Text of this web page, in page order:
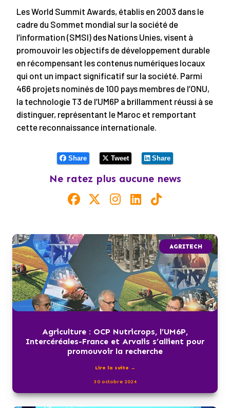
Les World Summit Awards, établis en 2003 dans le
cadre du Sommet mondial sur la société de
l’information (SMSI) des Nations Unies, visent à
promouvoir les objectifs de développement durable
en récompensant les contenus numériques locaux
qui ont un impact significatif sur la société. Parmi
466 projets nominés de 100 pays membres de l’ONU,
la technologie T3 de l’UM6P a brillamment réussi à se
distinguer, représentant le Maroc et remportant
cette reconnaissance internationale.
Share Tweet Share
Ne ratez plus aucune news
AGRITECH
Agriculture : OCP Nutricrops, l’UM6P,
Intercéréales-France et Arvalis s’allient pour
promouvoir la recherche
Lire la suite →
30 octobre 2024